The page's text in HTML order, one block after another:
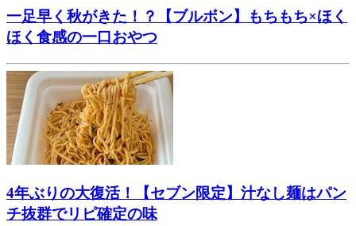
一足早く秋がきた！？【ブルボン】もちもち×ほく
ほく食感の一口おやつ
4年ぶりの大復活！【セブン限定】汁なし麺はパン
チ抜群でリピ確定の味